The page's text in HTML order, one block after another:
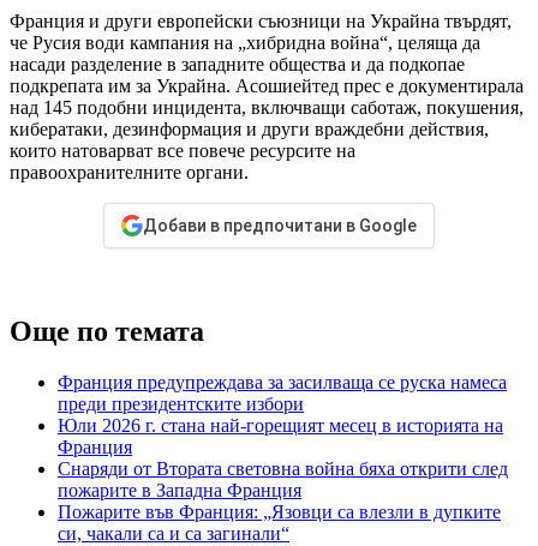
Франция и други европейски съюзници на Украйна твърдят,
че Русия води кампания на „хибридна война“, целяща да
насади разделение в западните общества и да подкопае
подкрепата им за Украйна. Асошиейтед прес е документирала
над 145 подобни инцидента, включващи саботаж, покушения,
кибератаки, дезинформация и други враждебни действия,
които натоварват все повече ресурсите на
правоохранителните органи.
Добави в предпочитани в Google
Още по темата
Франция предупреждава за засилваща се руска намеса
преди президентските избори
Юли 2026 г. стана най-горещият месец в историята на
Франция
Снаряди от Втората световна война бяха открити след
пожарите в Западна Франция
Пожарите във Франция: „Язовци са влезли в дупките
си, чакали са и са загинали“